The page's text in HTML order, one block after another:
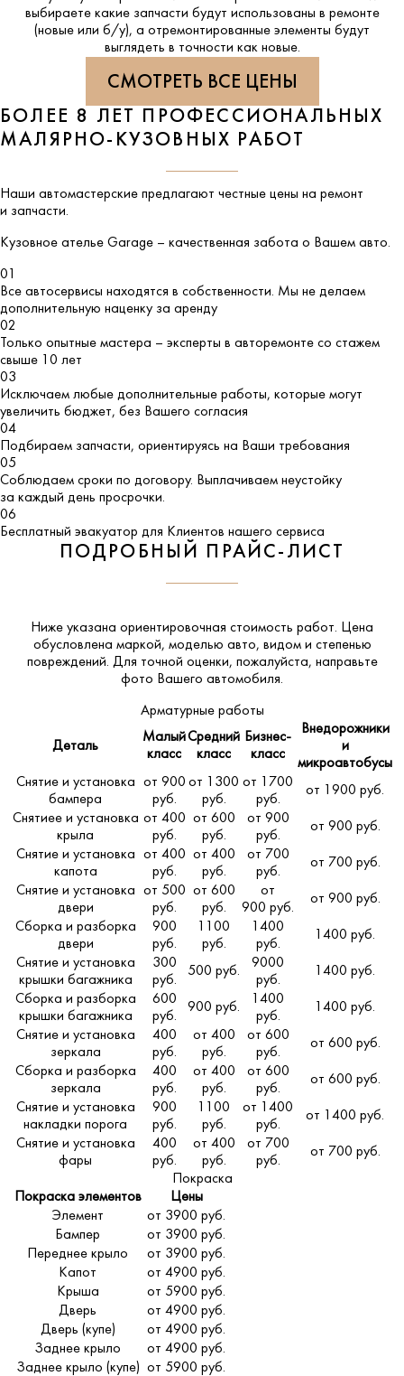
выбираете какие запчасти будут использованы в ремонте
(новые или б/у), а отремонтированные элементы будут
выглядеть в точности как новые.
СМОТРЕТЬ ВСЕ ЦЕНЫ
БОЛЕЕ 8 ЛЕТ ПРОФЕССИОНАЛЬНЫХ
МАЛЯРНО-КУЗОВНЫХ РАБОТ
Наши автомастерские предлагают честные цены на ремонт
и запчасти.
Кузовное ателье Garage – качественная забота о Вашем авто.
01
Все автосервисы находятся в собственности. Мы не делаем
дополнительную наценку за аренду
02
Только опытные мастера – эксперты в авторемонте со стажем
свыше 10 лет
03
Исключаем любые дополнительные работы, которые могут
увеличить бюджет, без Вашего согласия
04
Подбираем запчасти, ориентируясь на Ваши требования
05
Соблюдаем сроки по договору. Выплачиваем неустойку
за каждый день просрочки.
06
Бесплатный эвакуатор для Клиентов нашего сервиса
ПОДРОБНЫЙ ПРАЙС-ЛИСТ
Ниже указана ориентировочная стоимость работ. Цена
обусловлена маркой, моделью авто, видом и степенью
повреждений. Для точной оценки, пожалуйста, направьте
фото Вашего автомобиля.
Арматурные работы
Деталь
Малый
класс
Средний
класс
Бизнес-
класс
Внедорожники
и
микроавтобусы
Снятие и установка
бампера
от 900
руб.
от 1300
руб.
от 1700
руб.
от 1900 руб.
Снятиее и установка
крыла
от 400
руб.
от 600
руб.
от 900
руб.
от 900 руб.
Снятие и установка
капота
от 400
руб.
от 400
руб.
от 700
руб.
от 700 руб.
Снятие и установка
двери
от 500
руб.
от 600
руб.
от
900 руб.
от 900 руб.
Сборка и разборка
двери
900
руб.
1100
руб.
1400
руб.
1400 руб.
Снятие и установка
крышки багажника
300
руб.
500 руб.
9000
руб.
1400 руб.
Сборка и разборка
крышки багажника
600
руб.
900 руб.
1400
руб.
1400 руб.
Снятие и установка
зеркала
400
руб.
от 400
руб.
от 600
руб.
от 600 руб.
Сборка и разборка
зеркала
400
руб.
от 400
руб.
от 600
руб.
от 600 руб.
Снятие и установка
накладки порога
900
руб.
1100
руб.
от 1400
руб.
от 1400 руб.
Снятие и установка
фары
400
руб.
от 400
руб.
от 700
руб.
от 700 руб.
Покраска
Покраска элементов
Цены
Элемент
от 3900 руб.
Бампер
от 3900 руб.
Переднее крыло
от 3900 руб.
Капот
от 4900 руб.
Крыша
от 5900 руб.
Дверь
от 4900 руб.
Дверь (купе)
от 4900 руб.
Заднее крыло
от 4900 руб.
Заднее крыло (купе) от 5900 руб.